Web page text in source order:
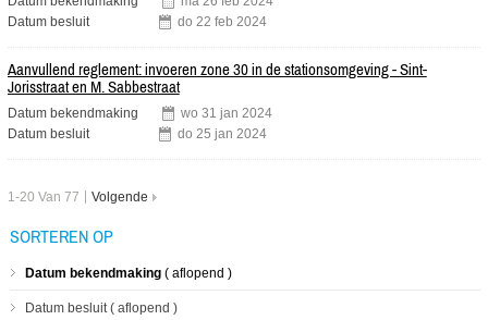
Datum besluit
do 22 feb 2024
Aanvullend reglement: invoeren zone 30 in de stationsomgeving - Sint-
Jorisstraat en M. Sabbestraat
Datum bekendmaking wo 31 jan 2024
Datum besluit
do 25 jan 2024
1-20 Van 77 Volgende
SORTEREN OP
Datum bekendmaking aflopend
Datum besluit aflopend